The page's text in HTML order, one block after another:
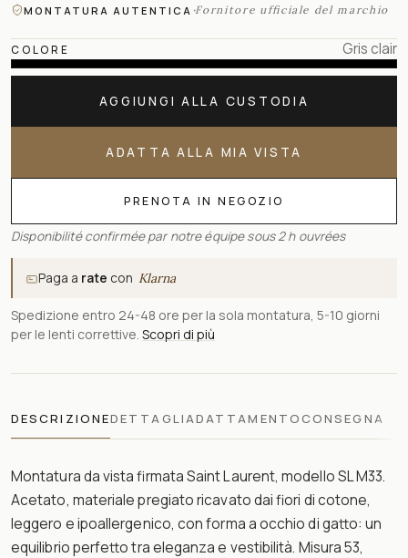
MONTATURA AUTENTICA ·Fornitore ufficiale del marchio
COLORE Gris clair
AGGIUNGI ALLA CUSTODIA
ADATTA ALLA MIA VISTA
PRENOTA IN NEGOZIO
Disponibilité confirmée par notre équipe sous 2 h ouvrées
Paga a rate con Klarna
Spedizione entro 24-48 ore per la sola montatura, 5-10 giorni
per le lenti correttive. Scopri di più
DESCRIZIONEDETTAGLIADATTAMENTOCONSEGNA
Montatura da vista firmata Saint Laurent, modello SL M33.
Acetato, materiale pregiato ricavato dai fiori di cotone,
leggero e ipoallergenico, con forma a occhio di gatto: un
equilibrio perfetto tra eleganza e vestibilità. Misura 53,